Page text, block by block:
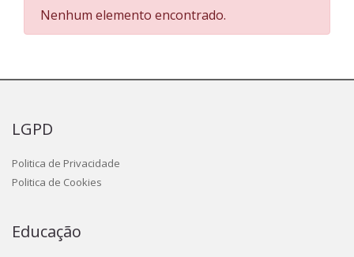
Nenhum elemento encontrado.
LGPD
Politica de Privacidade
Politica de Cookies
Educação